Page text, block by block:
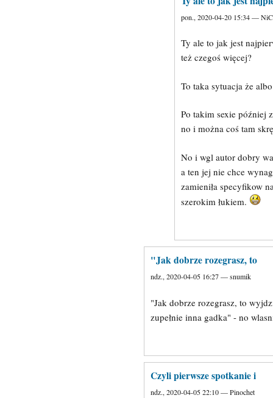
pon., 2020-04-20 15:34 —
Ty ale to jak jest
też czegoś więcej?
To taka sytuacja że
Po takim sexie później
no i można coś tam
No i wgl autor dobry
a ten jej nie chce
zamieniła specyfikow
szerokim łukiem.
"Jak dobrze rozegrasz, to
ndz., 2020-04-05 16:27 — snumik
"Jak dobrze rozegrasz, to
zupełnie inna gadka" - no
Czyli pierwsze spotkanie i
ndz., 2020-04-05 22:10 — Pinochet